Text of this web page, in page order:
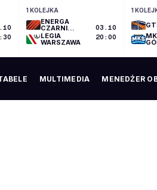
1 KOLEJKA
ENERGA
CZARNI
SŁUPSK
LEGIA
WARSZAWA
03.10
20:00
1
MULTIMEDIA MENEDŻER